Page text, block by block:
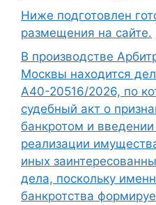
Ниже подготовлен
размещения на сайте.
В производстве
Москвы находится
А40-20516/2026, по
судебный акт о
банкротом и
реализации
иных
дела, поскольку
банкротства